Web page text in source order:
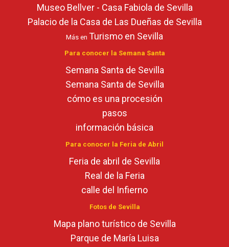
Museo Bellver - Casa Fabiola de Sevilla
Palacio de la Casa de Las Dueñas de Sevilla
Más en Turismo en Sevilla
Para conocer la Semana Santa
Semana Santa de Sevilla
Semana Santa de Sevilla
cómo es una procesión
pasos
información básica
Para conocer la Feria de Abril
Feria de abril de Sevilla
Real de la Feria
calle del Infierno
Fotos de Sevilla
Mapa plano turístico de Sevilla
Parque de María Luisa